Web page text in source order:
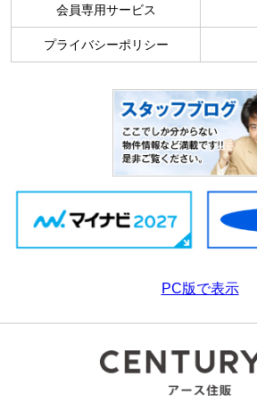
会員専用サービス
プライバシーポリシー
PC版で表示